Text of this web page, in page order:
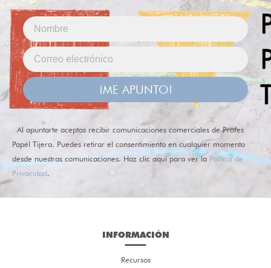
¡ME APUNTO!
Al apuntarte aceptas recibir comunicaciones comerciales de Profes
Papel Tijera. Puedes retirar el consentimiento en cualquier momento
desde nuestras comunicaciones. Haz clic aquí para ver la Política de
Privacidad.
INFORMACIÓN
Recursos